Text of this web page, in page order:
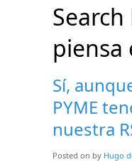
piensa
Sí,
PYME
nuestra
Posted on by Hugo